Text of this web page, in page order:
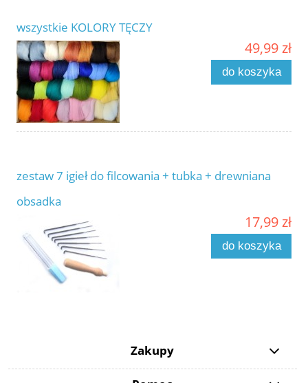
wszystkie KOLORY TĘCZY
49,99 zł
do koszyka
zestaw 7 igieł do filcowania + tubka + drewniana
obsadka
17,99 zł
do koszyka
Zakupy